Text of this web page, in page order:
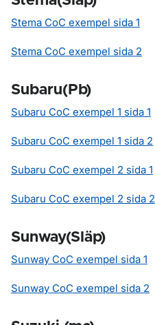
Stema CoC exempel sida 1
Stema CoC exempel sida 2
Subaru(Pb)
Subaru CoC exempel 1 sida 1
Subaru CoC exempel 1 sida 2
Subaru CoC exempel 2 sida 1
Subaru CoC exempel 2 sida 2
Sunway(Släp)
Sunway CoC exempel sida 1
Sunway CoC exempel sida 2